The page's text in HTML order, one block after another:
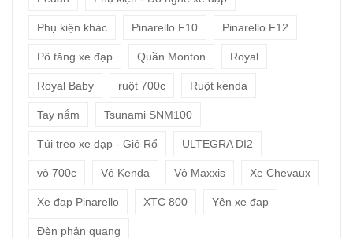
Phụ kiện khác Pinarello F10 Pinarello F12
Pô tăng xe đạp Quần Monton Royal
Royal Baby ruột 700c Ruột kenda
Tay nắm Tsunami SNM100
Túi treo xe đạp - Giỏ Rổ ULTEGRA DI2
vỏ 700c Vỏ Kenda Vỏ Maxxis Xe Chevaux
Xe đạp Pinarello XTC 800 Yên xe đạp
Đèn phản quang